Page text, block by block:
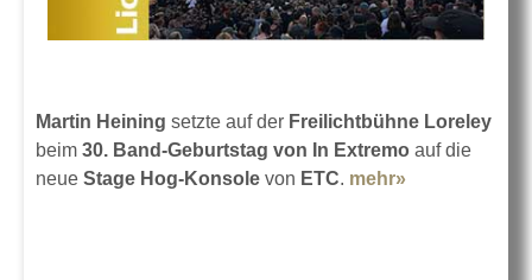
Martin Heining setzte auf der Freilichtbühne Loreley
beim 30. Band-Geburtstag von In Extremo auf die
neue Stage Hog-Konsole von ETC. mehr»